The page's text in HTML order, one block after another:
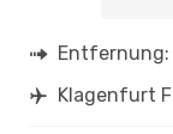
Entfernung:
Klagenfurt